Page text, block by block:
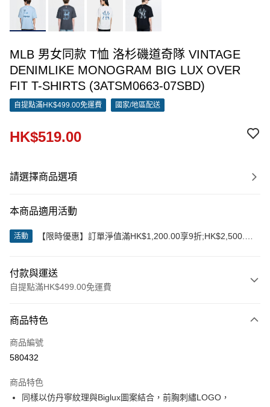
MLB 男女同款 T恤 洛杉磯道奇隊 VINTAGE
DENIMLIKE MONOGRAM BIG LUX OVER
FIT T-SHIRTS (3ATSM0663-07SBD)
自提點滿HK$499.00免運費 國家/地區配送
HK$519.00
請選擇商品選項
本商品適用活動
活動
【限時優惠】訂單淨值滿HK$1,200.00享9折;HK$2,500.00
付款與運送
自提點滿HK$499.00免運費
信用卡
Apple Pay
AlipayHK
商品特色
商品編號
580432
商品特色
同樣以仿丹寧紋理與Biglux圖案結合，前胸刺繡LOGO，